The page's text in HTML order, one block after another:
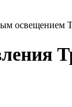
освещением